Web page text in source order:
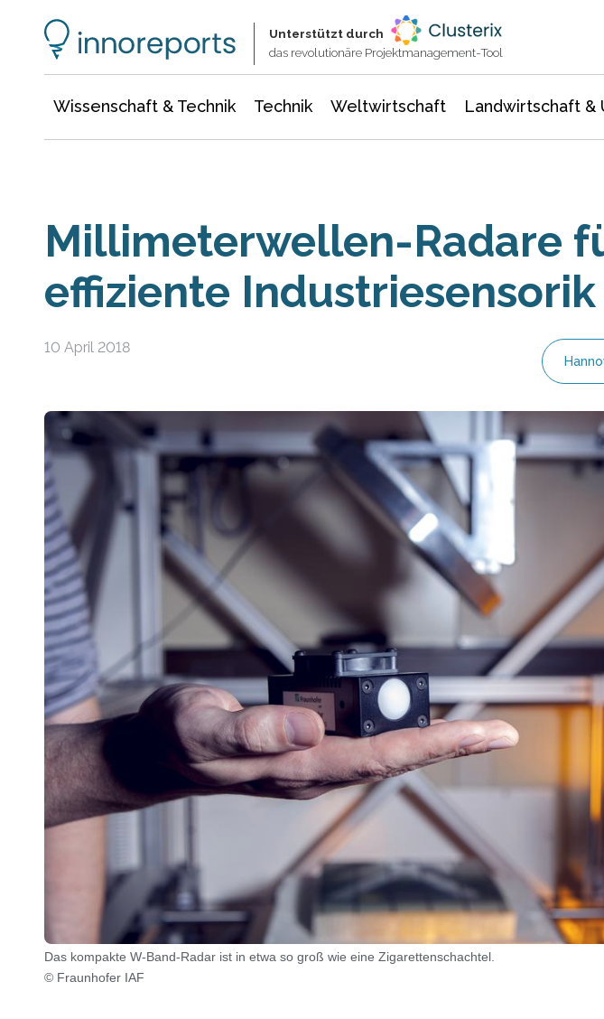
Unterstützt durch
das revolutionäre Projektmanagement-Tool
Wissenschaft & Technik Technik Weltwirtschaft Landwirtschaft &
Millimeterwellen-Radare
effiziente Industriesensorik
10 April 2018
Das kompakte W-Band-Radar ist in etwa so groß wie eine Zigarettenschachtel.
© Fraunhofer IAF